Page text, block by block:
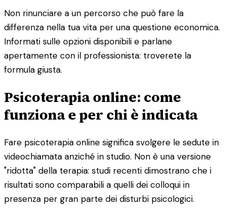
Non rinunciare a un percorso che può fare la
differenza nella tua vita per una questione economica.
Informati sulle opzioni disponibili e parlane
apertamente con il professionista: troverete la
formula giusta.
Psicoterapia online: come
funziona e per chi è indicata
Fare psicoterapia online significa svolgere le sedute in
videochiamata anziché in studio. Non è una versione
"ridotta" della terapia: studi recenti dimostrano che i
risultati sono comparabili a quelli dei colloqui in
presenza per gran parte dei disturbi psicologici.